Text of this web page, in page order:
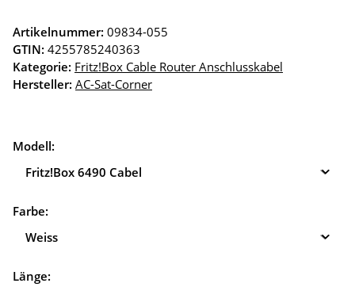
Artikelnummer: 09834-055
GTIN: 4255785240363
Kategorie: Fritz!Box Cable Router Anschlusskabel
Hersteller: AC-Sat-Corner
Modell:
Fritz!Box 6490 Cabel
Farbe:
Weiss
Länge: